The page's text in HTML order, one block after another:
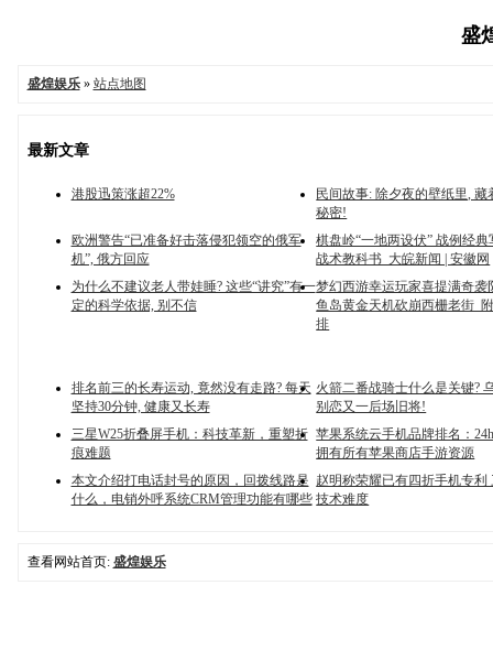
盛
盛煌娱乐» 站点地图
最新文章
港股迅策涨超22%
民间故事: 除夕夜的壁纸里, 藏
秘密!
欧洲警告“已准备好击落侵犯领空的俄军
机”, 俄方回应
棋盘岭“一地两设伏” 战例经
战术教科书_大皖新闻 | 安徽网
为什么不建议老人带娃睡? 这些“讲究”有一
定的科学依据, 别不信
梦幻西游幸运玩家喜提满奇袭
鱼岛黄金天机砍崩西栅老街_
排
排名前三的长寿运动, 竟然没有走路? 每天
坚持30分钟, 健康又长寿
火箭二番战骑士什么是关键?
别恋又一后场旧将!
三星W25折叠屏手机：科技革新，重塑折
痕难题
苹果系统云手机品牌排名：
拥有所有苹果商店手游资源
本文介绍打电话封号的原因，回拨线路是
什么，电销外呼系统CRM管理功能有哪些
赵明称荣耀已有四折手机专利
技术难度
查看网站首页: 盛煌娱乐